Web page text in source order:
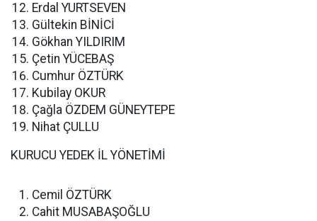
Erdal YURTSEVEN
Gültekin BİNİCİ
Gökhan YILDIRIM
Çetin YÜCEBAŞ
Cumhur ÖZTÜRK
Kubilay OKUR
Çağla ÖZDEM GÜNEYTEPE
Nihat ÇULLU
KURUCU YEDEK İL YÖNETİMİ
Cemil ÖZTÜRK
Cahit MUSABAŞOĞLU